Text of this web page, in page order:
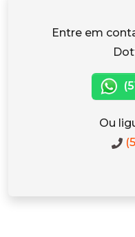
Entre em
Ou